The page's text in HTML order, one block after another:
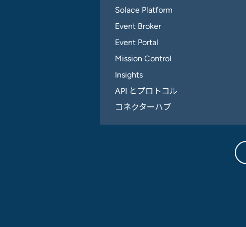
Solace Platform
Event Broker
Event Portal
Mission Control
Insights
API とプロトコル
コネクターハブ